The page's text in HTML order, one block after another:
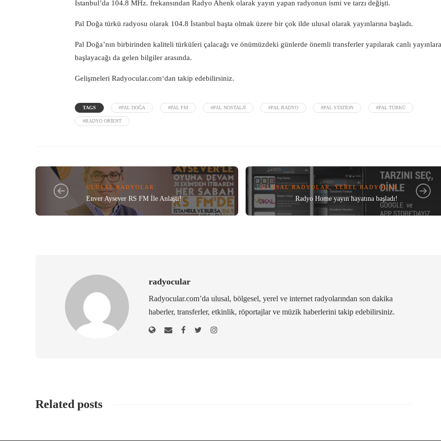
İstanbul’da 104.8 MHz. frekansından Radyo Ahenk olarak yayın yapan radyonun ismi ve tarzı değişti.
Pal Doğa türkü radyosu olarak 104.8 İstanbul başta olmak üzere bir çok ilde ulusal olarak yayınlarına başladı.
Pal Doğa’nın birbirinden kaliteli türküleri çalacağı ve önümüzdeki günlerde önemli transferler yapılarak canlı yayınlara
başlayacağı da gelen bilgiler arasında.
Gelişmeleri Radyocular.com‘dan takip edebilirsiniz.
TAGS #PAL DOĞA #PAL FM #PAL NOSTALJI #PAL RADYO #PAL STATION #PAL TÜRKÜ
#RADYO ORIENT
ULUSAL RADYOLAR
Enver Aysever RS FM İle Anlaştı!
ULUSAL RADYOLAR,YEREL RADYOLAR
Radyo Home yayın hayatına başladı!
radyocular
Radyocular.com’da ulusal, bölgesel, yerel ve internet radyolarından son dakika
haberler, transferler, etkinlik, röportajlar ve müzik haberlerini takip edebilirsiniz.
Related posts